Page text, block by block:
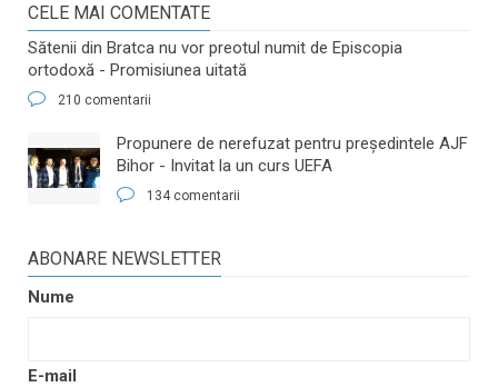
CELE MAI COMENTATE
Sătenii din Bratca nu vor preotul numit de Episcopia
ortodoxă - Promisiunea uitată
210 comentarii
​Propunere de nerefuzat pentru preşedintele AJF
Bihor - Invitat la un curs UEFA
134 comentarii
ABONARE NEWSLETTER
Nume
E-mail